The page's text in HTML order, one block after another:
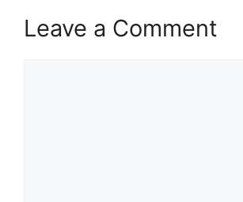
Leave a Comment